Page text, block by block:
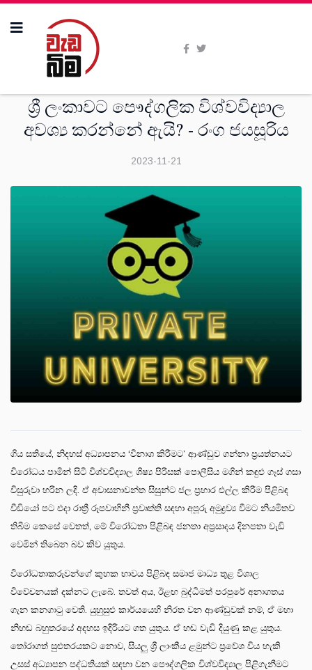
ශ්‍රී ලංකාවට පෞද්ගලික විශ්වවිද්‍යාල
අවශ්‍ය කරන්නේ ඇයි? - රංග ජයසූරිය
2023-11-21
ගිය සතියේ, නිදහස් අධ්‍යාපනය ‘විනාශ කිරීමට’ ආණ්ඩුව ගන්නා ප්‍රයත්නයට
විරෝධය පාමින් සිටි විශ්වවිද්‍යාල ශිෂ්‍ය පිරිසක් පොලීසිය මගින් කඳුළු ගෑස් ගසා
විසුරුවා හරින ලදි. ඒ අවාසනාවන්ත සිසුන්ට ජල ප්‍රහාර එල්ල කිරීම පිළිබඳ
වීඩියෝ පට එදා රාත්‍රී රූපවාහිනී ප්‍රවෘත්ති සඳහා අපූරු අමුද්‍රව්‍ය වීමට නියමිතව
තිබීම කෙසේ වෙතත්, මේ විරෝධතා පිළිබඳ ජනතා අප්‍රසාදය දිනපතා වැඩි
වෙමින් තිබෙන බව කිව යුතුය.
විරෝධතාකරුවන්ගේ කුහක භාවය පිළිබඳ සමාජ මාධ්‍ය තුළ විශාල
විවේචනයක් දක්නට ලැබේ. තවත් අය, ඊළඟ බුද්ධිමත් පරපුරේ අනාගතය
ගැන කනගාටු වෙති. යුහුසුළු කාර්යයෙහි නිරත වන ආණ්ඩුවක් නම්, ඒ මහා
නිහඬ බහුතරයේ අදහස ඉදිරියට ගත යුතුය. ඒ හඬ වැඩි දියුණු කළ යුතුය.
තෝරාගත් සුළුතරයකට නොව, සියලු ශ්‍රී ලාංකීය ළමුන්ට ප්‍රවේශ විය හැකි
උසස් අධ්‍යාපන පද්ධතියක් සඳහා වන පෞද්ගලික විශ්වවිද්‍යාල පිළිගැනීමට